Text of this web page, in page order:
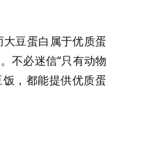
豆蛋白属于优质蛋
不必迷信“只有动物
，都能提供优质蛋